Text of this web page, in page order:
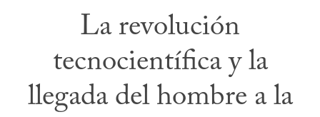
La revolución
tecnocientífica y la
llegada del hombre a la